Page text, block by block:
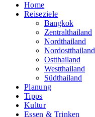
Home
Reiseziele
Bangkok
Zentralthailand
Nordthailand
Nordostthailand
Ostthailand
Westthailand
Südthailand
Planung
Tipps
Kultur
Essen & Trinken